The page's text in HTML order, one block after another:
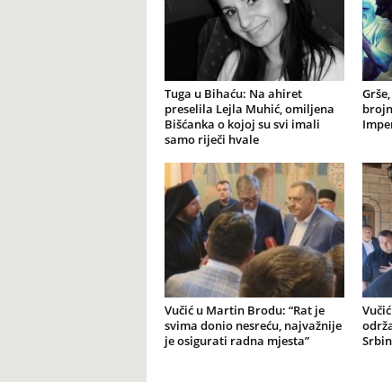
Tuga u Bihaću: Na ahiret
preselila Lejla Muhić, omiljena
Bišćanka o kojoj su svi imali
samo riječi hvale
Vučić u Martin Brodu: “Rat je
svima donio nesreću, najvažnije
je osigurati radna mjesta”